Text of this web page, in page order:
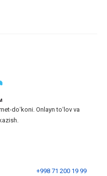
doʻkoni. Onlayn toʻlov va
+998 71 200 19 99